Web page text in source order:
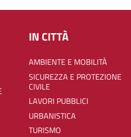
IN CITTÀ
AMBIENTE E MOBILITÀ
SICUREZZA E PROTEZIONE
CIVILE
LAVORI PUBBLICI
URBANISTICA
TURISMO